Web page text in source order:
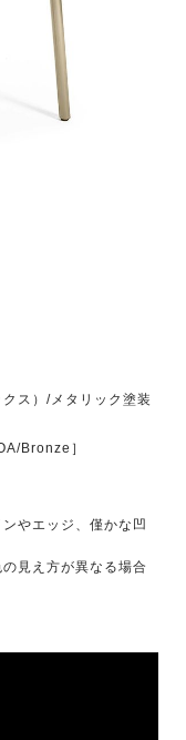
ス）/メタリック塗装
Bronze］
やエッジ、僅かな凹
見え方が異なる場合